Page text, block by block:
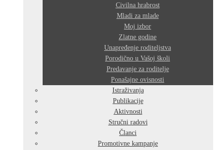
Civilna hrabrost
Mladi za mlade
Moj izbor
Zlatne godine
Unapređenje roditeljstva
Porodično u Vašoj školi
Predavanje za roditelje
Ponašajne ovisnosti
Istraživanja
Publikacije
Aktivnosti
Stručni radovi
Članci
Promotivne kampanje